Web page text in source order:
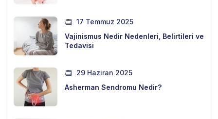
17 Temmuz 2025
Vajinismus Nedir Nedenleri, Belirtileri ve
Tedavisi
29 Haziran 2025
Asherman Sendromu Nedir?